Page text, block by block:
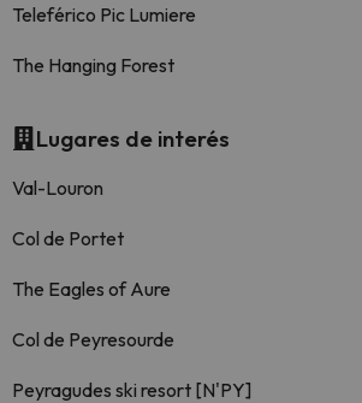
Teleférico Pic Lumiere
The Hanging Forest
Lugares de interés
Val-Louron
Col de Portet
The Eagles of Aure
Col de Peyresourde
Peyragudes ski resort [N'PY]